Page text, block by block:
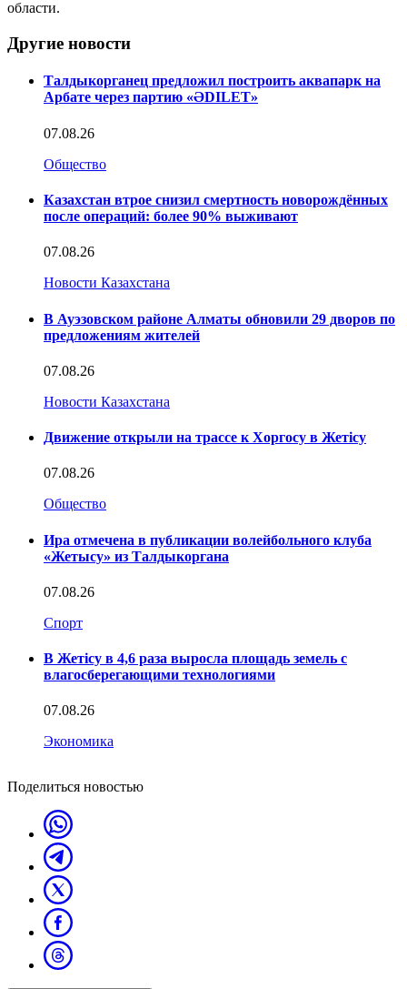
области.
Другие новости
Талдыкорганец предложил построить аквапарк на
Арбате через партию «ӘDILET»
07.08.26
Общество
Казахстан втрое снизил смертность новорождённых
после операций: более 90% выживают
07.08.26
Новости Казахстана
В Ауэзовском районе Алматы обновили 29 дворов по
предложениям жителей
07.08.26
Новости Казахстана
Движение открыли на трассе к Хоргосу в Жетісу
07.08.26
Общество
Ира отмечена в публикации волейбольного клуба
«Жетысу» из Талдыкоргана
07.08.26
Спорт
В Жетісу в 4,6 раза выросла площадь земель с
влагосберегающими технологиями
07.08.26
Экономика
Поделиться новостью